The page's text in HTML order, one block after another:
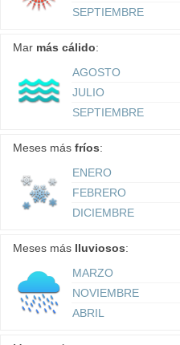
SEPTIEMBRE
Mar más cálido:
AGOSTO
JULIO
SEPTIEMBRE
Meses más fríos:
ENERO
FEBRERO
DICIEMBRE
Meses más lluviosos:
MARZO
NOVIEMBRE
ABRIL